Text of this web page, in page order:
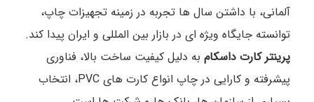
آلمانی، با داشتن سال ها تجربه در زمینه تجهیزات چاپ،
توانسته جایگاه ویژه ای در بازار بین المللی و ایران پیدا کند.
پرینتر کارت داسکام به دلیل کیفیت ساخت بالا، فناوری
پیشرفته و کارایی در چاپ انواع کارت های PVC، انتخاب